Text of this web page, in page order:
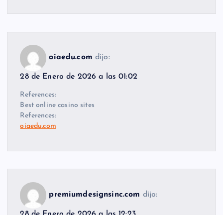
oiaedu.com dijo:
28 de Enero de 2026 a las 01:02
References:
Best online casino sites
References:
oiaedu.com
premiumdesignsinc.com dijo: